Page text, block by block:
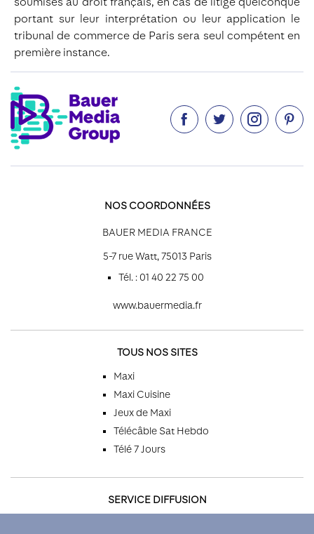
portant sur leur interprétation ou leur application le
tribunal de commerce de Paris sera seul compétent en
première instance.
   
NOS COORDONNÉES
BAUER MEDIA FRANCE
5-7 rue Watt, 75013 Paris
Tél. : 01 40 22 75 00
www.bauermedia.fr
TOUS NOS SITES
Maxi
Maxi Cuisine
Jeux de Maxi
Télécâble Sat Hebdo
Télé 7 Jours
SERVICE DIFFUSION